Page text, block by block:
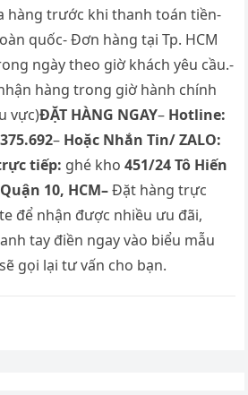
hàng trước khi thanh toán tiền-
quốc- Đơn hàng tại Tp. HCM
ngày theo giờ khách yêu cầu.-
hàng trong giờ hành chính
vực)ĐẶT HÀNG NGAY– Hotline:
– Hoặc Nhắn Tin/ ZALO:
tiếp: ghé kho451/24 Tô Hiến
10, HCM–Đặt hàng trực
để nhận được nhiều ưu đãi,
tay điền ngay vào biểu mẫu
gọi lại tư vấn cho bạn.